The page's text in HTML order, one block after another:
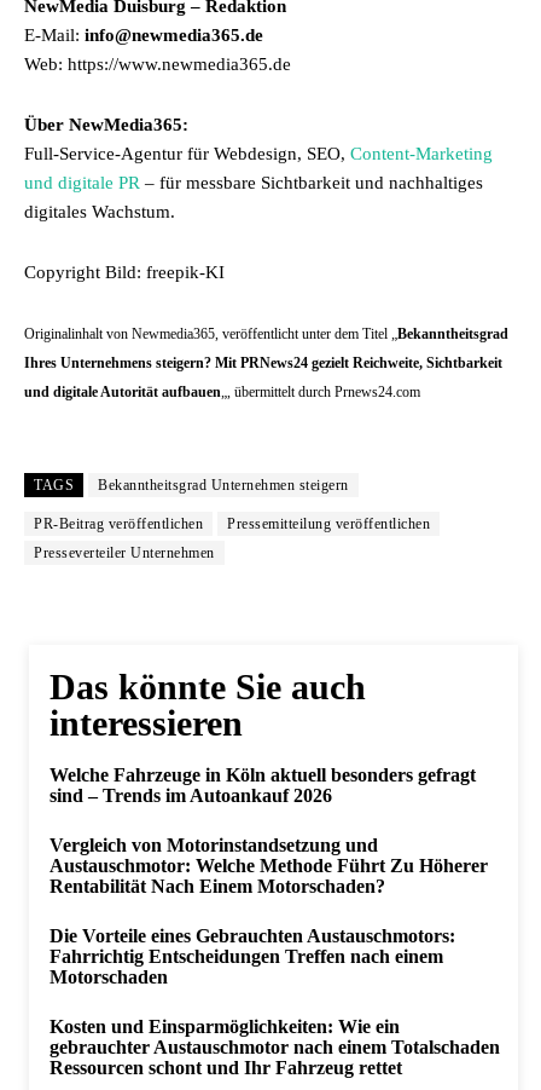
NewMedia Duisburg – Redaktion
E-Mail: info@newmedia365.de
Web: https://www.newmedia365.de
Über NewMedia365:
Full-Service-Agentur für Webdesign, SEO, Content-Marketing
und digitale PR – für messbare Sichtbarkeit und nachhaltiges
digitales Wachstum.
Copyright Bild: freepik-KI
Originalinhalt von Newmedia365, veröffentlicht unter dem Titel „Bekanntheitsgrad
Ihres Unternehmens steigern? Mit PRNews24 gezielt Reichweite, Sichtbarkeit
und digitale Autorität aufbauen„, übermittelt durch Prnews24.com
TAGS Bekanntheitsgrad Unternehmen steigern
PR-Beitrag veröffentlichen
Pressemitteilung veröffentlichen
Presseverteiler Unternehmen
Das könnte Sie auch
interessieren
Welche Fahrzeuge in Köln aktuell besonders gefragt
sind – Trends im Autoankauf 2026
Vergleich von Motorinstandsetzung und
Austauschmotor: Welche Methode Führt Zu Höherer
Rentabilität Nach Einem Motorschaden?
Die Vorteile eines Gebrauchten Austauschmotors:
Fahrrichtig Entscheidungen Treffen nach einem
Motorschaden
Kosten und Einsparmöglichkeiten: Wie ein
gebrauchter Austauschmotor nach einem Totalschaden
Ressourcen schont und Ihr Fahrzeug rettet